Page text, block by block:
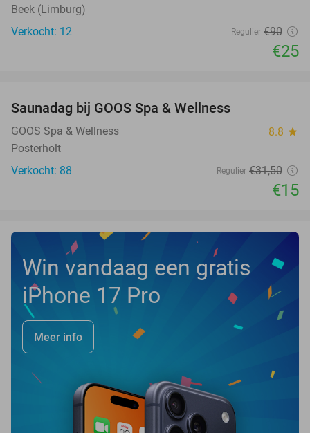
Beek (Limburg)
Verkocht: 12
Regulier €90
€25
TODAY
Saunadag bij GOOS Spa & Wellness
GOOS Spa & Wellness 8.8 star
Posterholt
Verkocht: 88
Regulier €31,50
€15
Win vandaag een gratis
iPhone 17 Pro
Meer info